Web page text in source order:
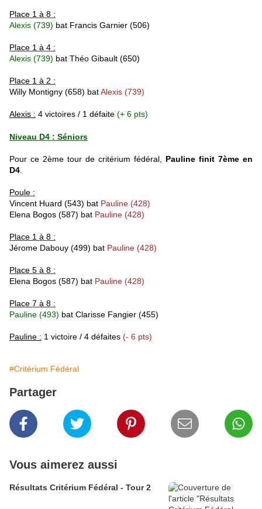
Place 1 à 8 :
Alexis (739) bat Francis Garnier (506)
Place 1 à 4 :
Alexis (739) bat Théo Gibault (650)
Place 1 à 2 :
Willy Montigny (658) batAlexis (739)
Alexis : 4 victoires / 1 défaite (+ 6 pts)
Niveau D4 : Séniors
Pour ce 2ème tour de critérium fédéral, Pauline finit 7ème en
D4
Poule :
Vincent Huard (543) bat Pauline (428)
Elena Bogos (587) bat Pauline (428)
Place 1 à 8 :
Jérome Dabouy (499) bat Pauline (428)
Place 5 à 8 :
Elena Bogos (587) bat Pauline (428)
Place 7 à 8 :
Pauline (493) bat Clarisse Fangier (455)
Pauline : 1 victoire / 4 défaites (- 6 pts)
#Critérium Fédéral
Partager
Vous aimerez aussi
Résultats Critérium Fédéral - Tour 2